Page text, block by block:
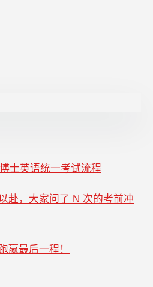
士英语统一考试流程
赴，大家问了 N 次的考前冲
赢最后一程！